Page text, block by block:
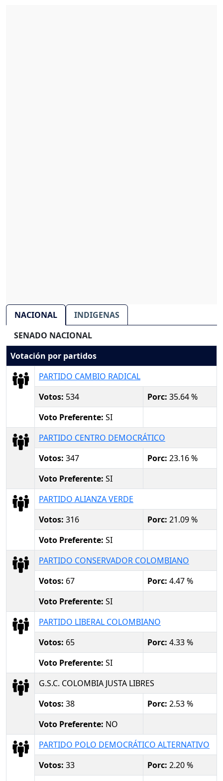
NACIONAL
INDIGENAS
SENADO NACIONAL
Votación por partidos
PARTIDO CAMBIO RADICAL
Votos: 534 Porc: 35.64 %
Voto Preferente: SI
PARTIDO CENTRO DEMOCRÁTICO
Votos: 347 Porc: 23.16 %
Voto Preferente: SI
PARTIDO ALIANZA VERDE
Votos: 316 Porc: 21.09 %
Voto Preferente: SI
PARTIDO CONSERVADOR COLOMBIANO
Votos: 67 Porc: 4.47 %
Voto Preferente: SI
PARTIDO LIBERAL COLOMBIANO
Votos: 65 Porc: 4.33 %
Voto Preferente: SI
G.S.C. COLOMBIA JUSTA LIBRES
Votos: 38 Porc: 2.53 %
Voto Preferente: NO
PARTIDO POLO DEMOCRÁTICO ALTERNATIVO
Votos: 33 Porc: 2.20 %